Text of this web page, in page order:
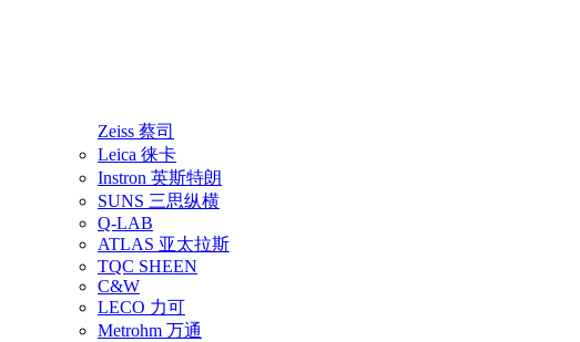
Zeiss 蔡司
Leica 徕卡
Instron 英斯特朗
SUNS 三思纵横
Q-LAB
ATLAS 亚太拉斯
TQC SHEEN
C&W
LECO 力可
Metrohm 万通